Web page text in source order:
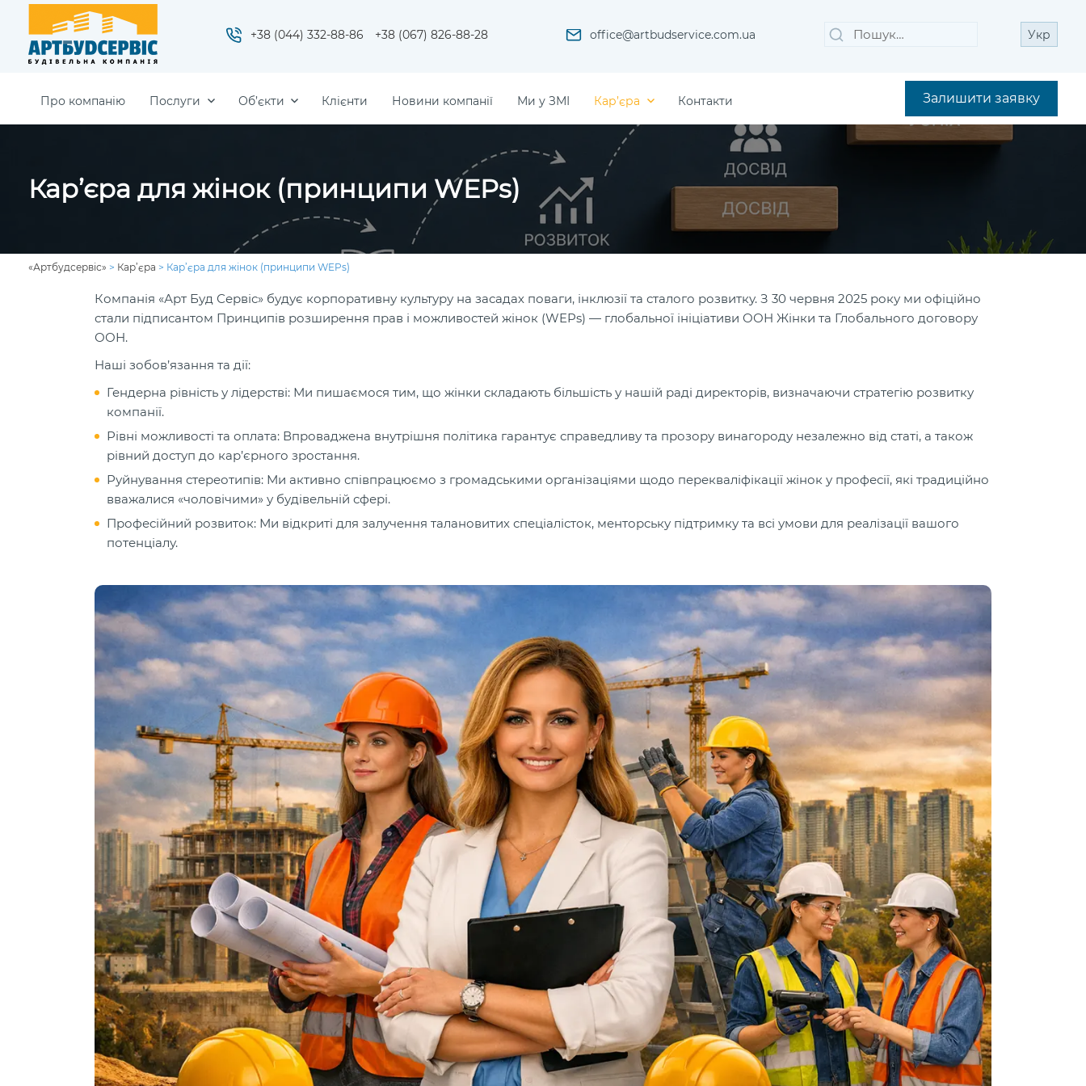
+38 (044) 332-88-86 +38 (067) 826-88-28 office@artbudservice.com.ua
Пошук
Шукати Укр
Про компанію Послуги Об’єкти Клієнти Новини компанії Ми у ЗМІ Кар’єра Контакти Залишити заявку
Кар’єра для жінок (принципи WEPs)
«Артбудсервіс» > Кар’єра > Кар’єра для жінок (принципи WEPs)
Компанія «Арт Буд Сервіс» будує корпоративну культуру на засадах поваги, інклюзії та сталого розвитку. З 30 червня 2025 року ми офіційно
стали підписантом Принципів розширення прав і можливостей жінок (WEPs) — глобальної ініціативи ООН Жінки та Глобального договору
ООН.
Наші зобов’язання та дії:
Гендерна рівність у лідерстві: Ми пишаємося тим, що жінки складають більшість у нашій раді директорів, визначаючи стратегію розвитку
компанії.
Рівні можливості та оплата: Впроваджена внутрішня політика гарантує справедливу та прозору винагороду незалежно від статі, а також
рівний доступ до кар’єрного зростання.
Руйнування стереотипів: Ми активно співпрацюємо з громадськими організаціями щодо перекваліфікації жінок у професії, які традиційно
вважалися «чоловічими» у будівельній сфері.
Професійний розвиток: Ми відкриті для залучення талановитих спеціалісток, менторську підтримку та всі умови для реалізації вашого
потенціалу.